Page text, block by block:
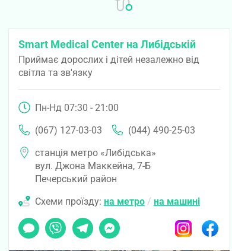
Smart Medical Center на Либідській
Приймає дорослих і дітей незалежно від
світла та зв'язку
Пн-Нд 07:30 - 21:00
(067) 127-03-03
(044) 490-25-03
станція метро «Либідська»
вул. Джона Маккейна, 7-Б
Печерський район
Схеми проїзду: на метро/ на машині
Чат Viber TelegramMessenger InstagramFacebook